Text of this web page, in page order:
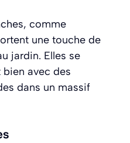
comme
une touche de
jardin. Elles se
avec des
dans un massif